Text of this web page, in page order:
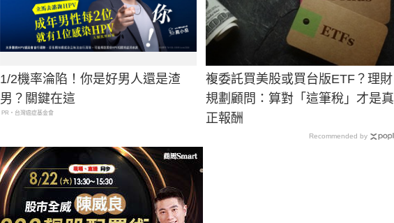
1/2機率淪陷！你是好男人還是渣
男？關鍵在這
PR・台灣癌症基金會
複委託買美股或買台版ETF？理財
規劃顧問：算對「這筆稅」才是真
正報酬
Recommended by